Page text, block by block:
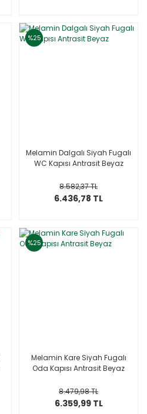
%25
Melamin Dalgalı Siyah Fugalı
WC Kapısı Antrasit Beyaz
8.582,37 TL
6.436,78 TL
%25
Melamin Kare Siyah Fugalı
Oda Kapısı Antrasit Beyaz
8.479,98 TL
6.359,99 TL